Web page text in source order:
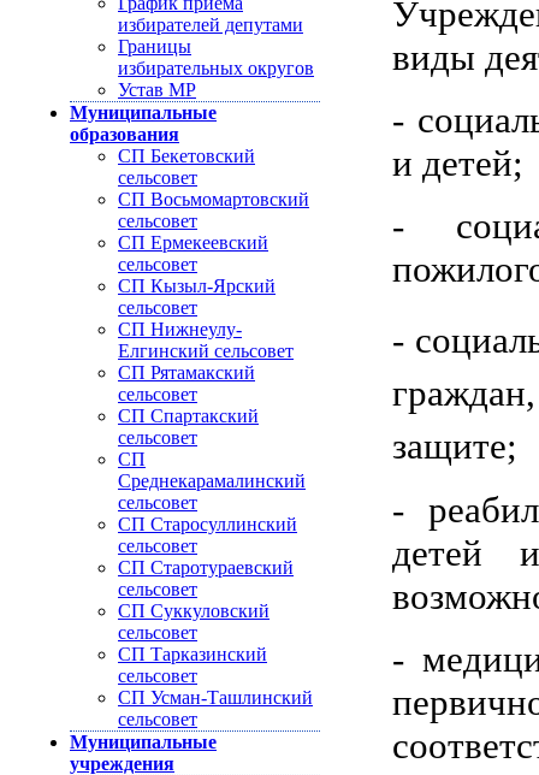
избирателей депутами
Границы
избирательных округов
Устав МР
Муниципальные
образования
СП Бекетовский
сельсовет
СП Восьмомартовский
сельсовет
СП Ермекеевский
сельсовет
СП Кызыл-Ярский
сельсовет
СП Нижнеулу-
Елгинский сельсовет
СП Рятамакский
сельсовет
СП Спартакский
сельсовет
СП
Среднекарамалинский
сельсовет
СП Старосуллинский
сельсовет
СП Старотураевский
сельсовет
СП Суккуловский
сельсовет
СП Тарказинский
сельсовет
СП Усман-Ташлинский
сельсовет
Муниципальные
учреждения
виды
-
и детей;
-
-
защите;
-
детей
-